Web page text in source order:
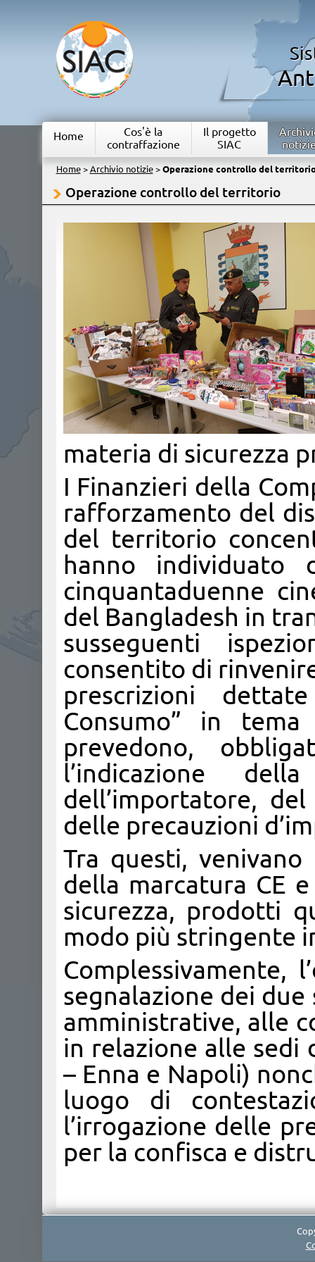
Home
Cos'è la
contraffazione
Il progetto
SIAC
Home> Archivio notizie> Operazione controllo del
Operazione controllo del territorio
materia di sicurezza
I Finanzieri della
rafforzamento del
del territorio
hanno
cinquantaduenne
del Bangladesh in
susseguenti
consentito di
prescrizioni
Consumo” in
prevedono,
l’indicazione
dell’importatore,
delle precauzioni
Tra questi,
della marcatura CE
sicurezza, prodotti
modo più stringente
Complessivamente,
segnalazione dei
amministrative, alle
in relazione alle
– Enna e Napoli)
luogo di
l’irrogazione delle
per la confisca e